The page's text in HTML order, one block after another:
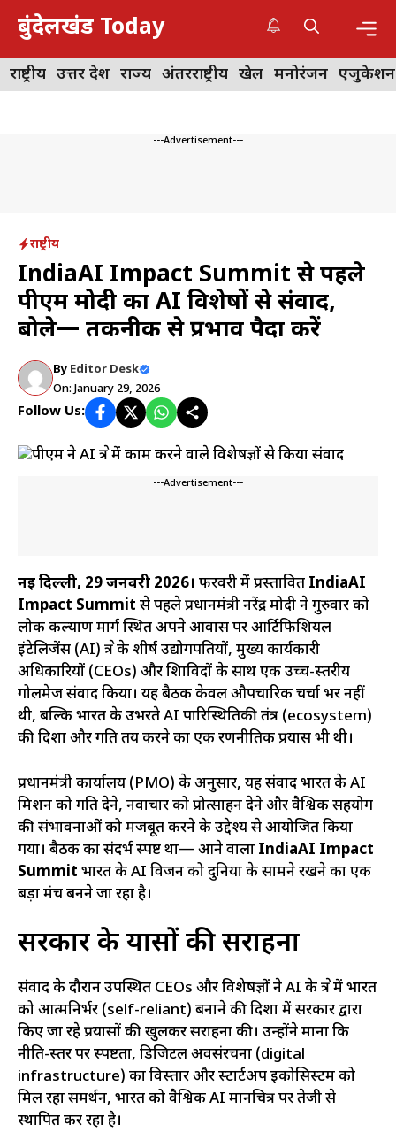
Skip
content
बुंदेलखंड Today
राष्ट्रीय उत्तर प्रदेश राज्य अंतरराष्ट्रीय खेल मनोरंजन एजुकेशन
---Advertisement---
राष्ट्रीय
IndiaAI Impact Summit से पहले
पीएम मोदी का AI विशेषज्ञों से संवाद,
बोले— तकनीक से प्रभाव पैदा करें
By Editor Desk
On: January 29, 2026
Follow Us:
---Advertisement---
नई दिल्ली, 29 जनवरी 2026। फरवरी में प्रस्तावित IndiaAI
Impact Summit से पहले प्रधानमंत्री नरेंद्र मोदी ने गुरुवार को
लोक कल्याण मार्ग स्थित अपने आवास पर आर्टिफिशियल
इंटेलिजेंस (AI) क्षेत्र के शीर्ष उद्योगपतियों, मुख्य कार्यकारी
अधिकारियों (CEOs) और शिक्षाविदों के साथ एक उच्च-स्तरीय
गोलमेज संवाद किया। यह बैठक केवल औपचारिक चर्चा भर नहीं
थी, बल्कि भारत के उभरते AI पारिस्थितिकी तंत्र (ecosystem)
की दिशा और गति तय करने का एक रणनीतिक प्रयास भी थी।
प्रधानमंत्री कार्यालय (PMO) के अनुसार, यह संवाद भारत के AI
मिशन को गति देने, नवाचार को प्रोत्साहन देने और वैश्विक सहयोग
की संभावनाओं को मजबूत करने के उद्देश्य से आयोजित किया
गया। बैठक का संदर्भ स्पष्ट था— आने वाला IndiaAI Impact
Summit भारत के AI विजन को दुनिया के सामने रखने का एक
बड़ा मंच बनने जा रहा है।
सरकार के प्रयासों की सराहना
संवाद के दौरान उपस्थित CEOs और विशेषज्ञों ने AI के क्षेत्र में भारत
को आत्मनिर्भर (self-reliant) बनाने की दिशा में सरकार द्वारा
किए जा रहे प्रयासों की खुलकर सराहना की। उन्होंने माना कि
नीति-स्तर पर स्पष्टता, डिजिटल अवसंरचना (digital
infrastructure) का विस्तार और स्टार्टअप इकोसिस्टम को
मिल रहा समर्थन, भारत को वैश्विक AI मानचित्र पर तेजी से
स्थापित कर रहा है।